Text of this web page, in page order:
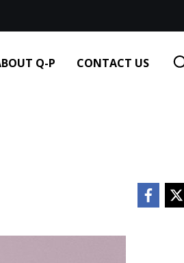
Q-P CONTACT US